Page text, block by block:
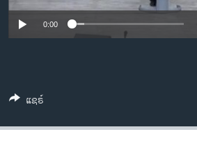
ຊຸມຊົນຊາວລາວ
ວິທະຍາສາດ-ເທັກໂນໂລຈີ
ພາສາອັງກິດ
0:00
ແຊຣ໌